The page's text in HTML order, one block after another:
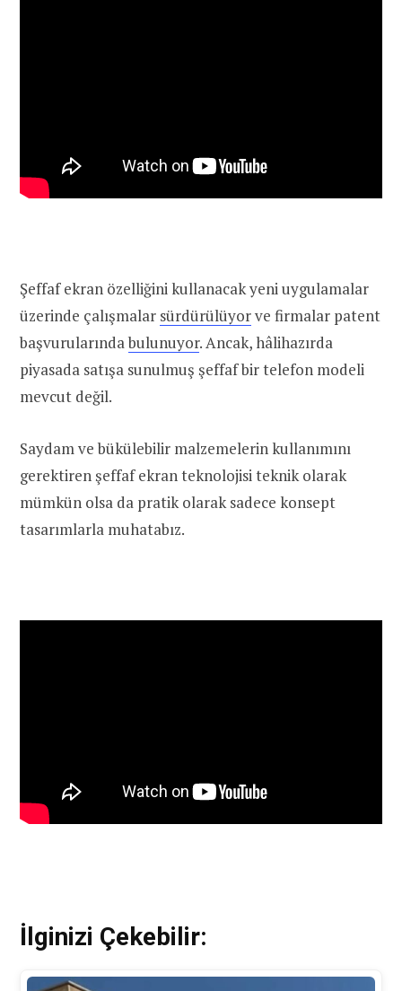
Şeffaf ekran özelliğini kullanacak yeni uygulamalar
üzerinde çalışmalar sürdürülüyorve firmalar patent
başvurularındabulunuyor. Ancak, hâlihazırda
piyasada satışa sunulmuş şeffaf bir telefon modeli
mevcut değil.
Saydam ve bükülebilir malzemelerin kullanımını
gerektiren şeffaf ekran teknolojisi teknik olarak
mümkün olsa da pratik olarak sadece konsept
tasarımlarla muhatabız.
İlginizi Çekebilir: